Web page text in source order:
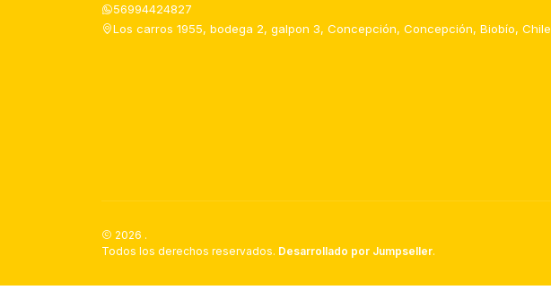
56994424827
Los carros 1955, bodega 2, galpon 3, Concepción, Concepción, Biobío, Chile
2026 .
Todos los derechos reservados. Desarrollado por Jumpseller.